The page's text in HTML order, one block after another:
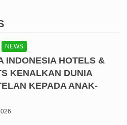
NEWS
INDONESIA HOTELS &
KENALKAN DUNIA
KEPADA ANAK-